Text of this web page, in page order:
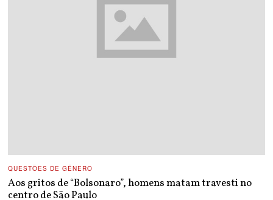
QUESTÕES DE GÊNERO
Aos gritos de “Bolsonaro”, homens matam travesti no
centro de São Paulo